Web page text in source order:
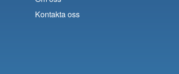
Kontakta oss